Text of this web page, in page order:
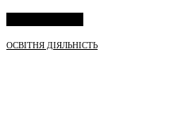
ОСВІТНЯ ДІЯЛЬНІСТЬ